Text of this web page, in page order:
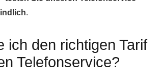
.
ich den richtigen Tarif
Telefonservice?